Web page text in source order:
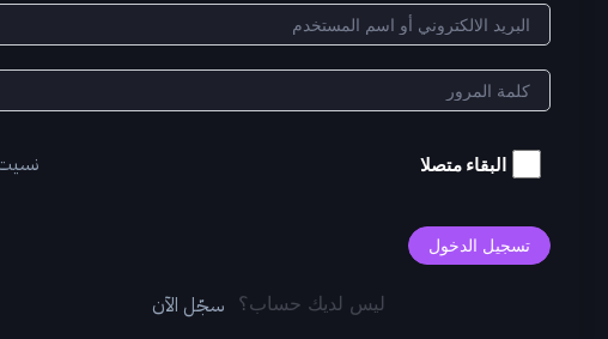
البقاء متصلا
تسجيل الدخول
ليس لديك حساب؟ سجّل الآن